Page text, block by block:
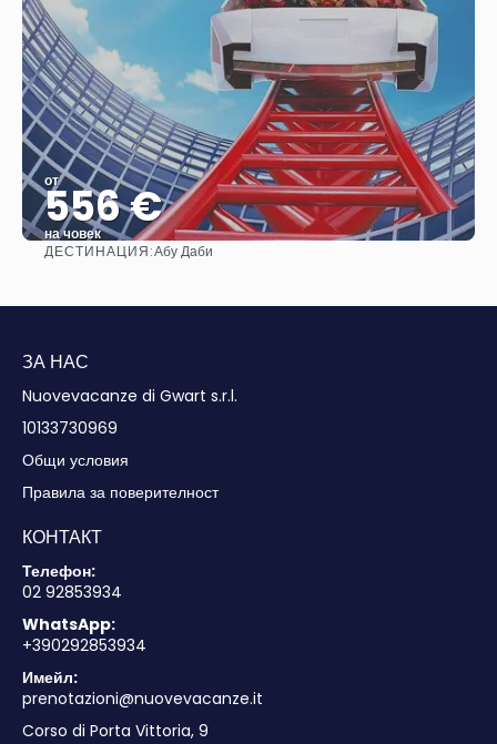
от
556 €
на човек
ДЕСТИНАЦИЯ:Абу Даби
ЗА НАС
Nuovevacanze di Gwart s.r.l.
10133730969
Общи условия
Правила за поверителност
КОНТАКТ
Телефон:
02 92853934
WhatsApp:
+390292853934
Имейл:
prenotazioni@nuovevacanze.it
Corso di Porta Vittoria, 9